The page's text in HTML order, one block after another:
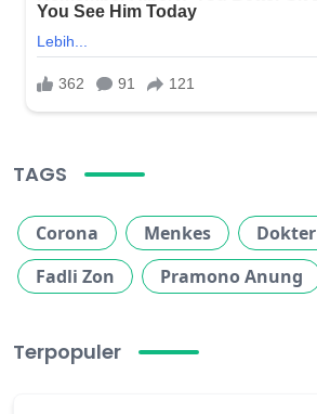
TAGS
Corona Menkes Dokter
Fadli Zon
Pramono Anung
Terpopuler